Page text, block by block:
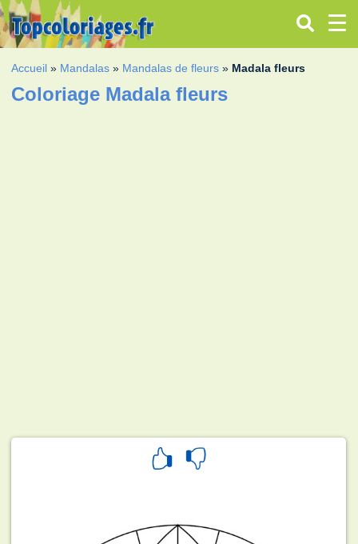
Accueil » Mandalas » Mandalas de fleurs » Madala fleurs
Coloriage Madala fleurs